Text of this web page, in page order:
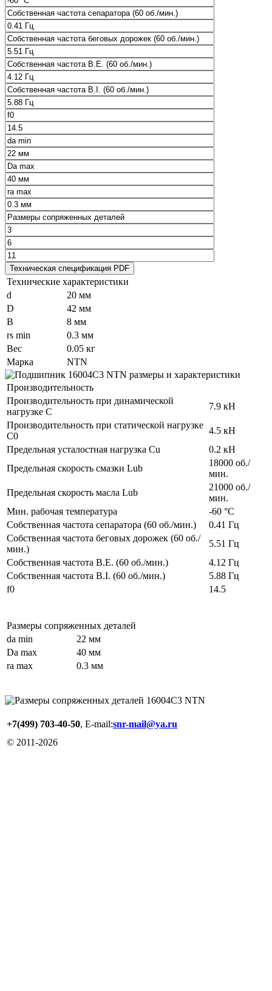
Технические характеристики
d
20 мм
D
42 мм
B
8 мм
rs min
0.3 мм
Вес
0.05 кг
Марка
NTN
Производительность
Производительность при динамической
нагрузке C
7.9 кН
Производительность при статической нагрузке
C0
4.5 кН
Предельная усталостная нагрузка Cu
0.2 кН
Предельная скорость смазки Lub
18000 об./
мин.
Предельная скорость масла Lub
21000 об./
мин.
Мин. рабочая температура
-60 °C
Собственная частота сепаратора (60 об./мин.)
0.41 Гц
Собственная частота беговых дорожек (60 об./
мин.)
5.51 Гц
Собственная частота B.E. (60 об./мин.)
4.12 Гц
Собственная частота B.I. (60 об./мин.)
5.88 Гц
f0
14.5
Размеры сопряженных деталей
da min
22 мм
Da max
40 мм
ra max
0.3 мм
+7(499) 703-40-50, E-mail:snr-mail@ya.ru
© 2011-2026